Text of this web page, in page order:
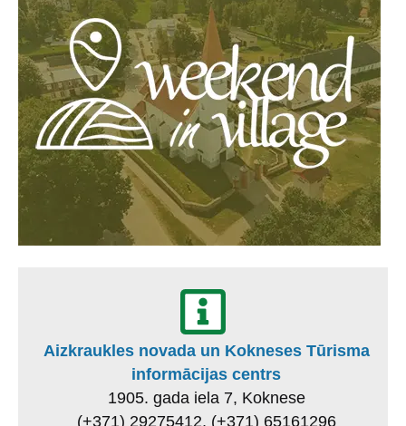
Aizkraukles novada un Kokneses Tūrisma
informācijas centrs
1905. gada iela 7, Koknese
(+371) 29275412, (+371) 65161296